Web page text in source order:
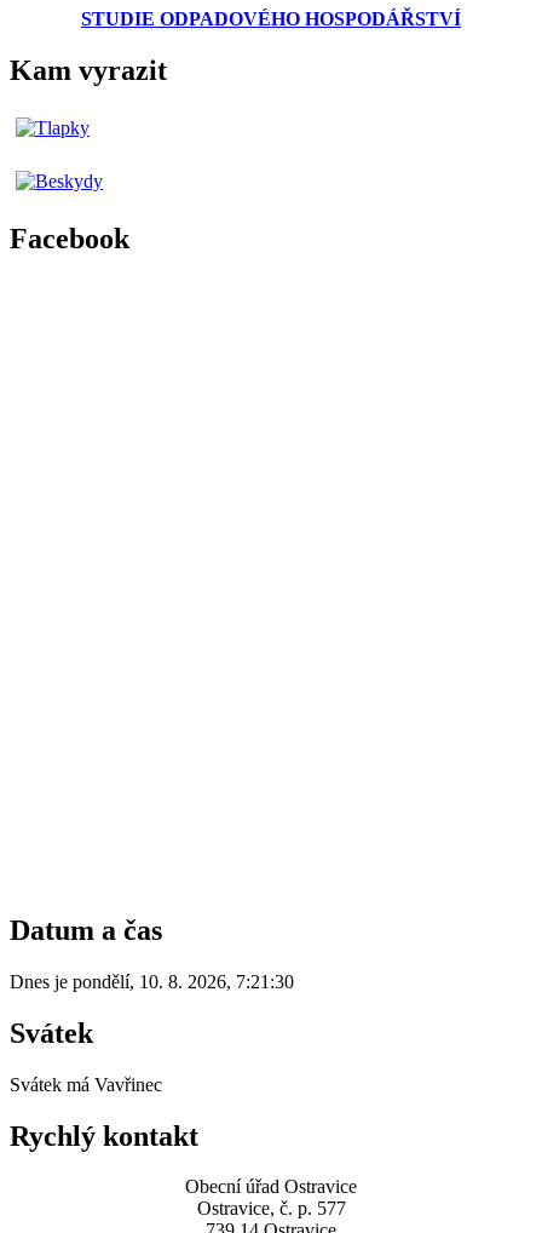
STUDIE ODPADOVÉHO HOSPODÁŘSTVÍ
Kam vyrazit
Facebook
Datum a čas
Dnes je pondělí, 10. 8. 2026, 7:21:30
Svátek
Svátek má Vavřinec
Rychlý kontakt
Obecní úřad Ostravice
Ostravice, č. p. 577